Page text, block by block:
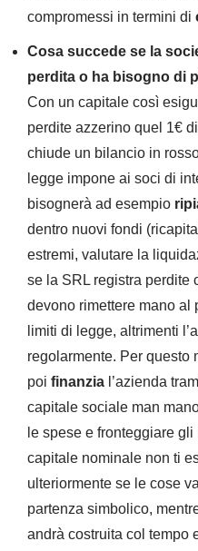
compromessi in termini di
Cosa succede se la
perdita o ha bisogno di
Con un capitale così
perdite azzerino quel 1€
chiude un bilancio in
legge impone ai soci di
bisognerà ad esempio
dentro nuovi fondi
estremi, valutare la
se la SRL registra perdite
devono rimettere mano al
limiti di legge, altrimenti
regolarmente. Per questo
poi finanzia l’azienda
capitale sociale man
le spese e fronteggiare
capitale nominale non ti
ulteriormente se le cose
partenza simbolico,
andrà costruita col tempo